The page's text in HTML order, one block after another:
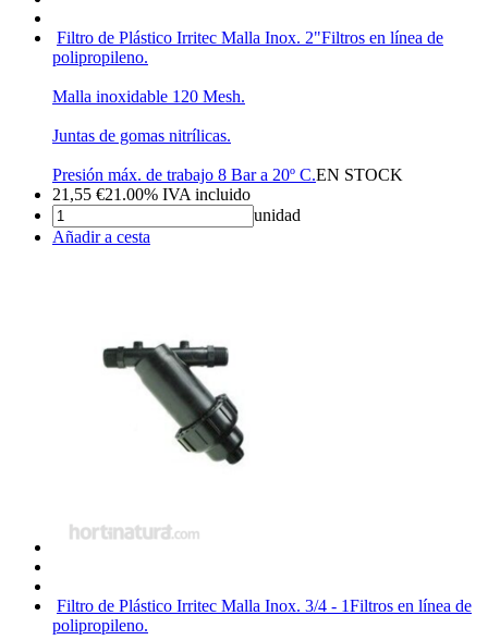
Filtro de Plástico Irritec Malla Inox. 2"Filtros en línea de
polipropileno.
Malla inoxidable 120 Mesh.
Juntas de gomas nitrílicas.
Presión máx. de trabajo 8 Bar a 20º C.EN STOCK
21,55 €21.00% IVA incluido
unidad
Añadir a cesta
Filtro de Plástico Irritec Malla Inox. 3/4 - 1Filtros en línea de
polipropileno.